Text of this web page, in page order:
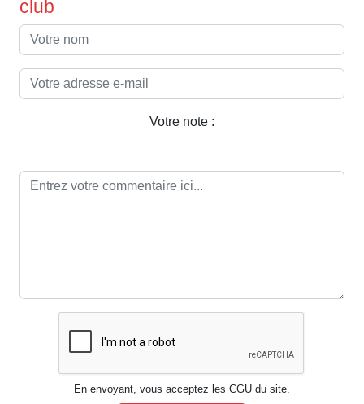
club
Votre note :
En envoyant, vous acceptez les CGU du site.